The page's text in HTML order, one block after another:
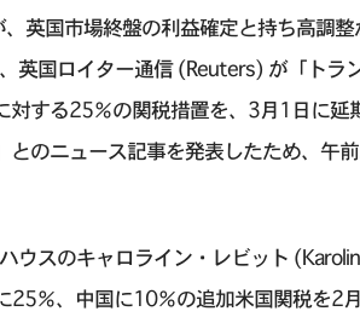
英国市場終盤の利益確定と持ち高調
英国ロイター通信 (Reuters) が「トラ
対する25％の関税措置を、3月1日に延
のニュース記事を発表したため、午
ウスのキャロライン・レビット
25％、中国に10％の追加米国関税を2